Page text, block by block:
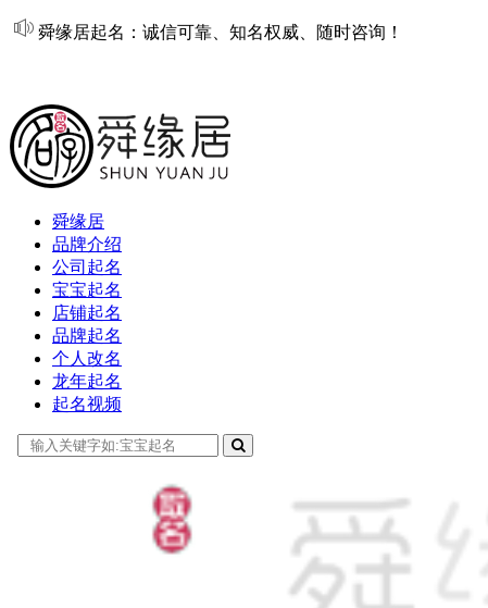
舜缘居起名：诚信可靠、知名权威、随时咨询！
舜缘居
品牌介绍
公司起名
宝宝起名
店铺起名
品牌起名
个人改名
龙年起名
起名视频